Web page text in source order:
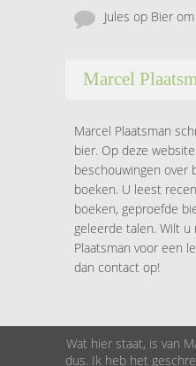
Jules op Bier
Marcel
Marcel Plaatsman
bier. Op deze
beschouwingen over
boeken. U leest
boeken, geproefde
geleerde talen. Wilt
Plaatsman voor een
dan contact op!
Wat hier staat, is van
dus. Ik heb het